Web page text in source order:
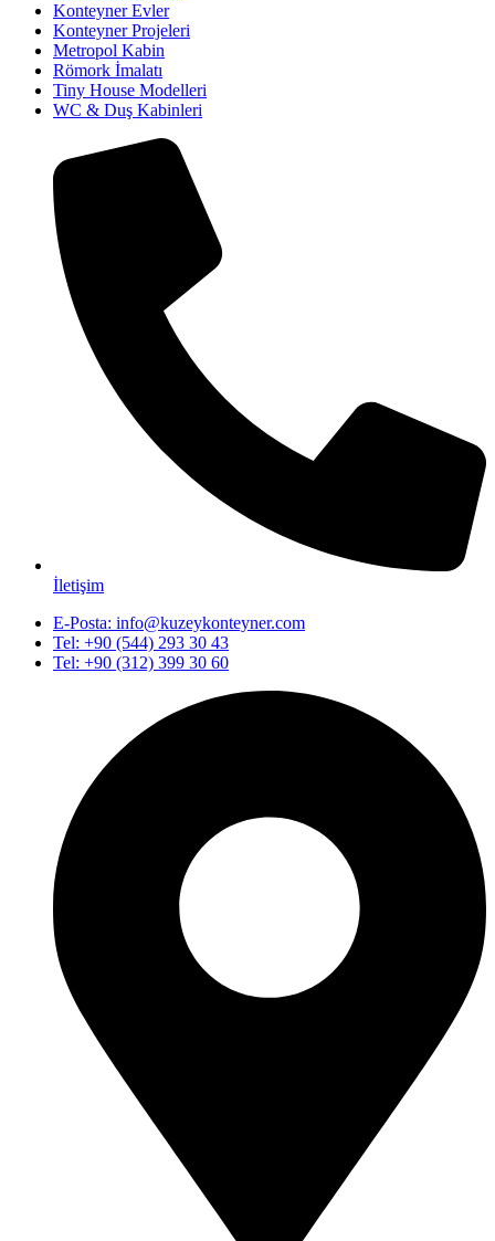
Konteyner Evler
Konteyner Projeleri
Metropol Kabin
Römork İmalatı
Tiny House Modelleri
WC & Duş Kabinleri
İletişim
E-Posta: info@kuzeykonteyner.com
Tel: +90 (544) 293 30 43
Tel: +90 (312) 399 30 60